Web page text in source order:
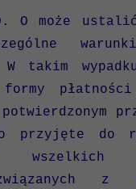
O może
takim
płatności
przyjęte do
wszelkich
z